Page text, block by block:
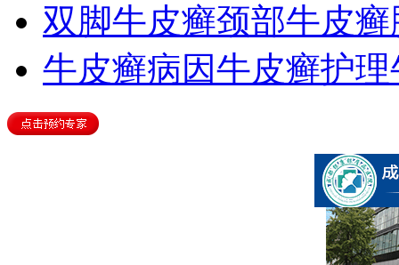
双脚牛皮癣颈部牛皮癣
牛皮癣病因牛皮癣护理